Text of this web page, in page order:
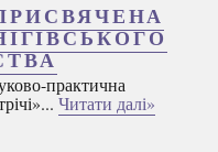
практична
Читати далі»